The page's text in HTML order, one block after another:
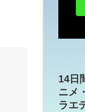
14日
ニメ
ラエ